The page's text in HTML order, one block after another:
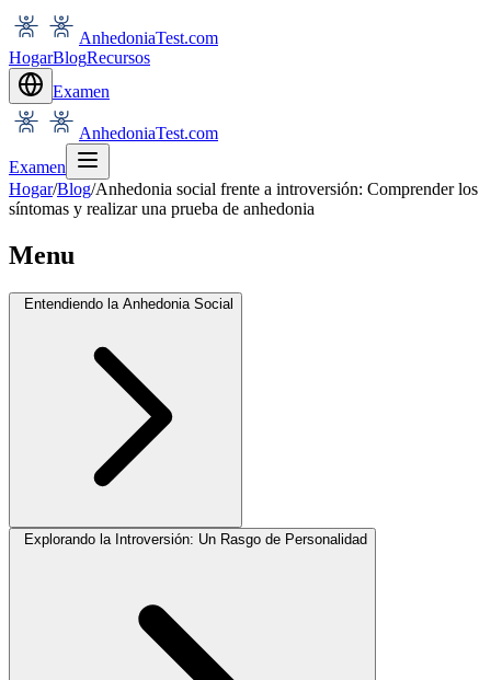
AnhedoniaTest.com
HogarBlogRecursos
Examen
AnhedoniaTest.com
Examen
Hogar/Blog/Anhedonia social frente a introversión: Comprender los
síntomas y realizar una prueba de anhedonia
Menu
Entendiendo la Anhedonia Social
Explorando la Introversión: Un Rasgo de Personalidad